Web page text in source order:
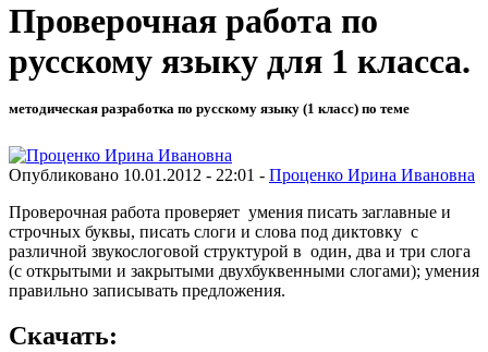
Проверочная работа по
русскому языку для 1 класса.
методическая разработка по русскому языку (1 класс) по теме
Опубликовано 10.01.2012 - 22:01 - Проценко Ирина Ивановна
Проверочная работа проверяет умения писать заглавные и
строчных буквы, писать слоги и слова под диктовку с
различной звукослоговой структурой в один, два и три слога
(с открытыми и закрытыми двухбуквенными слогами); умения
правильно записывать предложения.
Скачать: